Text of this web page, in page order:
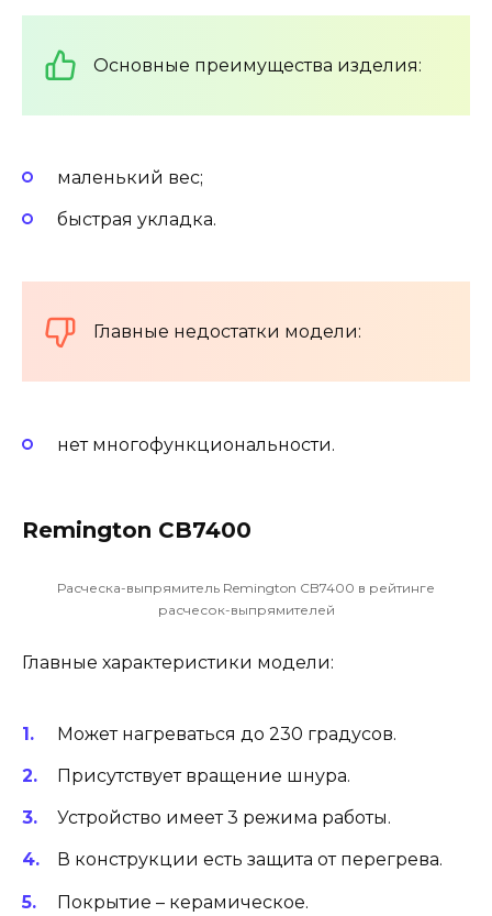
Основные преимущества изделия:
маленький вес;
быстрая укладка.
Главные недостатки модели:
нет многофункциональности.
Remington CB7400
Расческа-выпрямитель Remington CB7400 в рейтинге
расчесок-выпрямителей
Главные характеристики модели:
Может нагреваться до 230 градусов.
Присутствует вращение шнура.
Устройство имеет 3 режима работы.
В конструкции есть защита от перегрева.
Покрытие – керамическое.